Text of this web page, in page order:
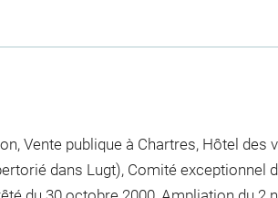
Vente publique à Chartres, Hôtel des
dans Lugt), Comité exceptionnel